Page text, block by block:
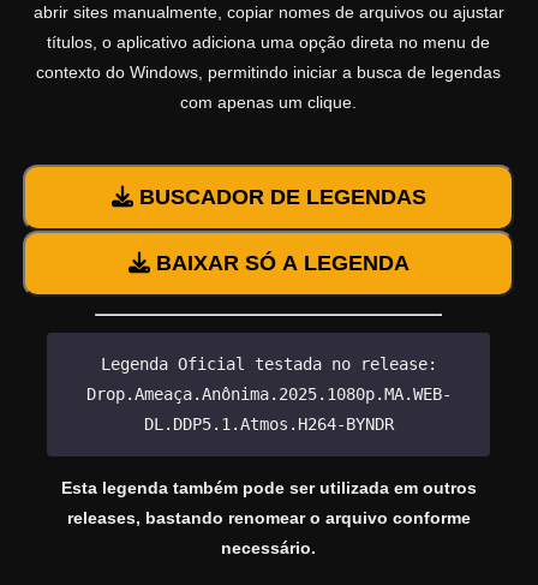
abrir sites manualmente, copiar nomes de arquivos ou ajustar
títulos, o aplicativo adiciona uma opção direta no menu de
contexto do Windows, permitindo iniciar a busca de legendas
com apenas um clique.
BUSCADOR DE LEGENDAS
BAIXAR SÓ A LEGENDA
Legenda Oficial testada no release:
Drop.Ameaça.Anônima.2025.1080p.MA.WEB-
DL.DDP5.1.Atmos.H264-BYNDR
Esta legenda também pode ser utilizada em outros
releases, bastando renomear o arquivo conforme
necessário.